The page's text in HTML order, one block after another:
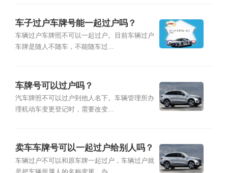
车子过户车牌号能一起过户吗？
车辆过户车牌照不可以一起过户。目前车辆过户
车牌是随人不随车，不能随车过...
车牌号可以过户吗？
汽车牌照不可以过户到他人名下。车辆管理所办
理机动车变更登记时，需要改变...
卖车车牌号可以一起过户给别人吗？
车辆过户不可以和原车牌一起过户，车辆过户就